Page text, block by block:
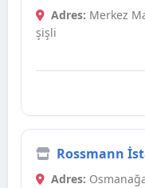
Adres: Merkez
şişli
Rossmann
Adres: